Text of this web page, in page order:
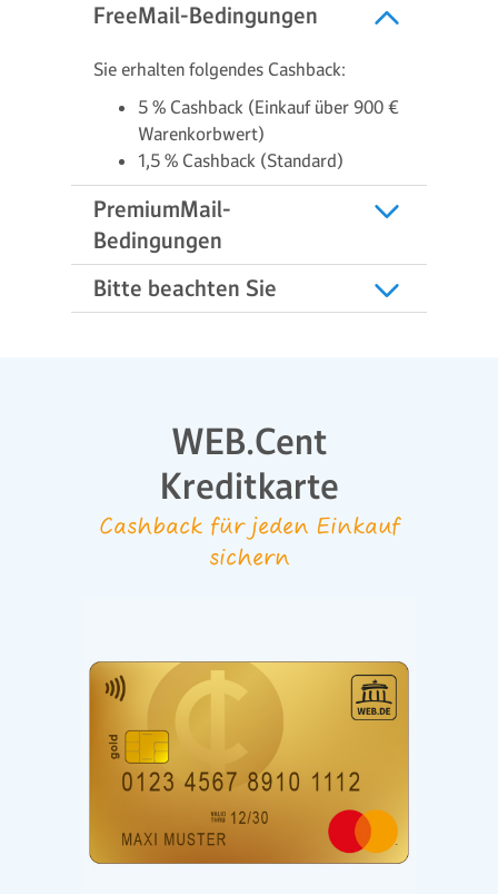
FreeMail-Bedingungen
Sie erhalten folgendes Cashback:
5 % Cashback (Einkauf über 900 €
Warenkorbwert)
1,5 % Cashback (Standard)
PremiumMail-
Bedingungen
Bitte beachten Sie
WEB.Cent
Kreditkarte
Cashback für jeden Einkauf
sichern